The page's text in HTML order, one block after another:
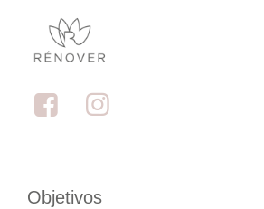
Objetivos